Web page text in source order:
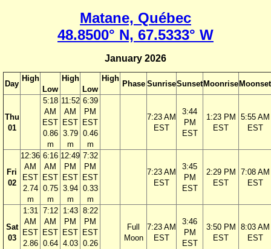
Matane, Québec
48.8500° N, 67.5333° W
January 2026
Day
High
Low
High
Low
High
Phase SunriseSunset Moonrise Moonset
Thu
01
5:18
AM
EST
0.86
m
11:52
AM
EST
3.79
m
6:39
PM
EST
0.46
m
7:23 AM
EST
3:44
PM
EST
1:23 PM
EST
5:55 AM
EST
Fri
02
12:36
AM
EST
2.74
m
6:16
AM
EST
0.75
m
12:49
PM
EST
3.94
m
7:32
PM
EST
0.33
m
7:23 AM
EST
3:45
PM
EST
2:29 PM
EST
7:08 AM
EST
Sat
03
1:31
AM
EST
2.86
7:12
AM
EST
0.64
1:43
PM
EST
4.03
8:22
PM
EST
0.26
Full
Moon
7:23 AM
EST
3:46
PM
EST
3:50 PM
EST
8:03 AM
EST